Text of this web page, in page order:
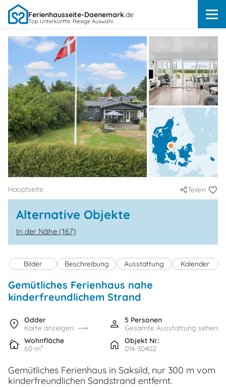
Ferienhausseite-Daenemark.de
Top Unterkünfte. Riesige Auswahl.
Hauptseite Teilen
Alternative Objekte
In der Nähe (167)
Bilder Beschreibung Ausstattung Kalender
Gemütliches Ferienhaus nahe
kinderfreundlichem Strand
Odder
Karte anzeigen
5 Personen
Gesamte Ausstattung sehen
Wohnfläche
60 m²
Objekt Nr.:
014-30402
Gemütliches Ferienhaus in Saksild, nur 300 m vom
kinderfreundlichen Sandstrand entfernt.